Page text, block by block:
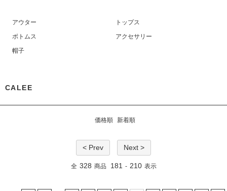
アウター
トップス
ボトムス
アクセサリー
帽子
CALEE
価格順 新着順
< Prev Next >
全 328 商品 181 - 210 表示